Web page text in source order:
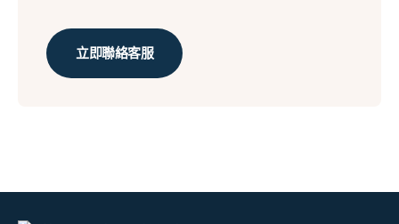
立即聯絡客服